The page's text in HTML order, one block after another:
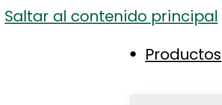
Saltar al contenido principal
Productos